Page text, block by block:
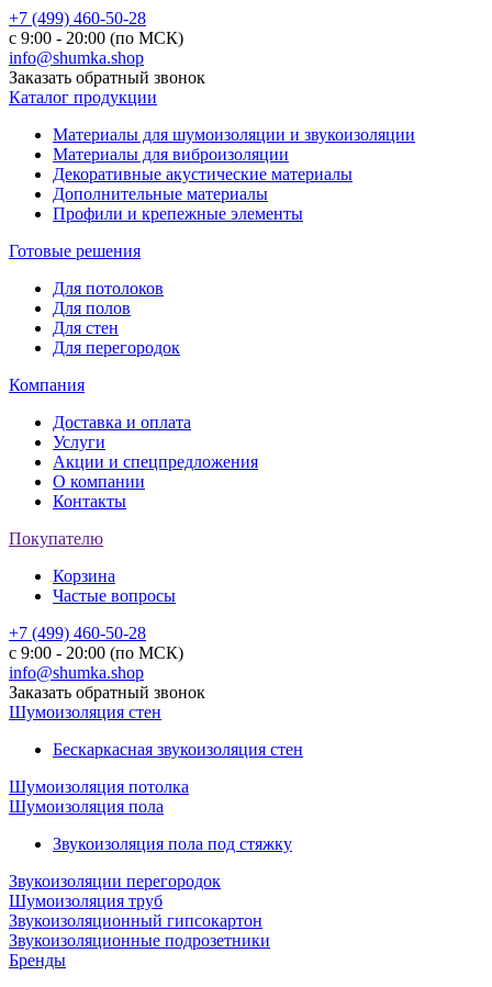
+7 (499) 460-50-28
с 9:00 - 20:00 (по МСК)
info@shumka.shop
Заказать обратный звонок
Каталог продукции
Материалы для шумоизоляции и звукоизоляции
Материалы для виброизоляции
Декоративные акустические материалы
Дополнительные материалы
Профили и крепежные элементы
Готовые решения
Для потолоков
Для полов
Для стен
Для перегородок
Компания
Доставка и оплата
Услуги
Акции и спецпредложения
О компании
Контакты
Покупателю
Корзина
Частые вопросы
+7 (499) 460-50-28
с 9:00 - 20:00 (по МСК)
info@shumka.shop
Заказать обратный звонок
Шумоизоляция стен
Бескаркасная звукоизоляция стен
Шумоизоляция потолка
Шумоизоляция пола
Звукоизоляция пола под стяжку
Звукоизоляции перегородок
Шумоизоляция труб
Звукоизоляционный гипсокартон
Звукоизоляционные подрозетники
Бренды